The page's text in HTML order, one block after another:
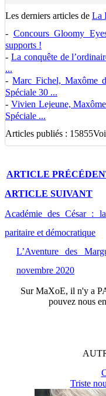
Les derniers articles de La
- Concours Gloomy
supports !
- La conquête de
...
-Marc Fichel, Maxôme
Spéciale 30 ...
- Vivien Lejeune,
Spéciale ...
Articles publiés : 15855
ARTICLE
ARTICLE SUIVANT
Académie des César :
paritaire et démocratique
L’Aventure des
novembre 2020
SurMaXoE, il n'y a
pouvez nous
Triste